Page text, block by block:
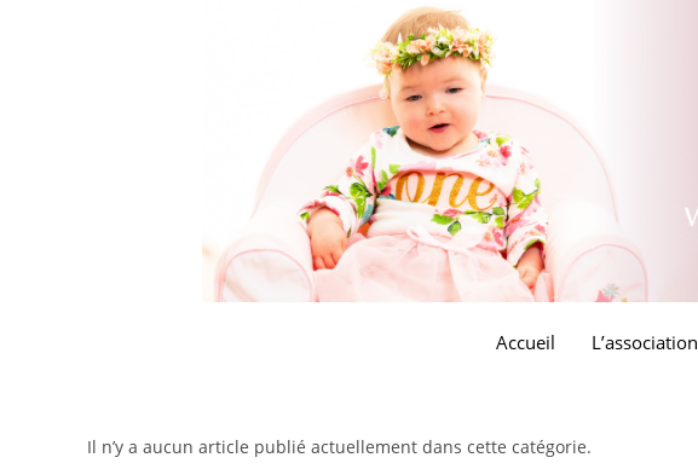
Accueil L’association
Il n’y a aucun article publié actuellement dans cette catégorie.